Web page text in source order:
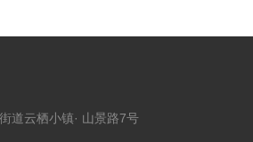
道云栖小镇· 山景路7号